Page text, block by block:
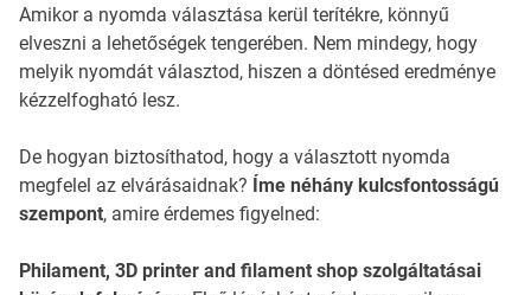
Amikor a nyomda választása kerül terítékre, könnyű
elveszni a lehetőségek tengerében. Nem mindegy, hogy
melyik nyomdát választod, hiszen a döntésed eredménye
kézzelfogható lesz.
De hogyan biztosíthatod, hogy a választott nyomda
megfelel az elvárásaidnak? Íme néhány kulcsfontosságú
szempont, amire érdemes figyelned:
Philament, 3D printer and filament shop szolgáltatásai